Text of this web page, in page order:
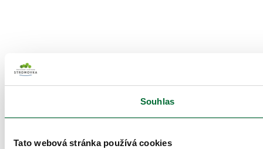
Souhlas
Tato webová stránka používá cookies